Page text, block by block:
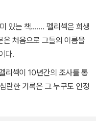
있는 책……. 펠리섹은 희생
처음으로 그들의 이름을
다.
리섹이 10년간의 조사를 통
란한 기록은 그 누구도 인정